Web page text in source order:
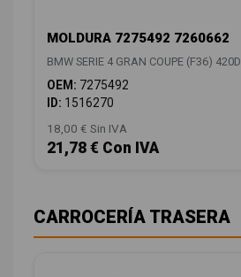
MOLDURA 7275492 7260662
BMW SERIE 4 GRAN COUPE (F36) 420D
OEM: 7275492
ID: 1516270
18,00 € Sin IVA
21,78 € Con IVA
CARROCERÍA TRASERA